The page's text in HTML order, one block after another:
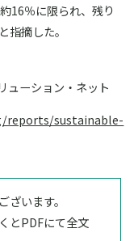
16％に限られ、残り
指摘した。
ーション・ネット
sustainable-
います。
とPDFにて全文